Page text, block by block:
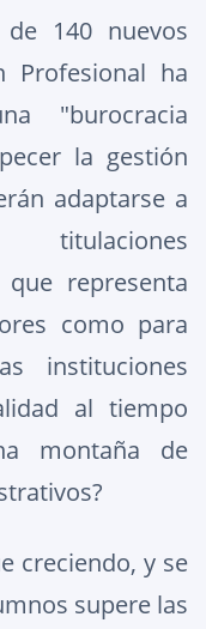
140 nuevos
Profesional ha
"burocracia
la gestión
adaptarse a
representa
como para
instituciones
al tiempo
montaña de
creciendo, y se
supere las